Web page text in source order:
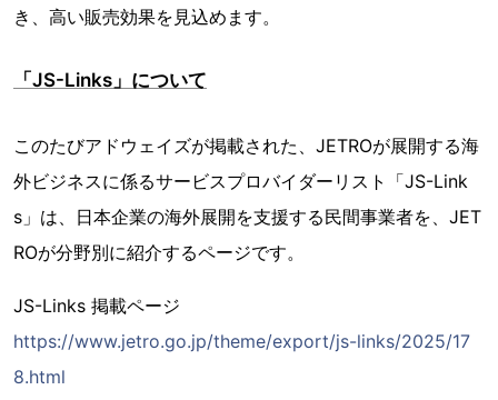
き、高い販売効果を見込めます。
「JS-Links」について
このたびアドウェイズが掲載された、JETROが展開する海
外ビジネスに係るサービスプロバイダーリスト「JS-Link
s」は、日本企業の海外展開を支援する民間事業者を、JET
ROが分野別に紹介するページです。
JS-Links 掲載ページ
https://www.jetro.go.jp/theme/export/js-links/2025/17
8.html